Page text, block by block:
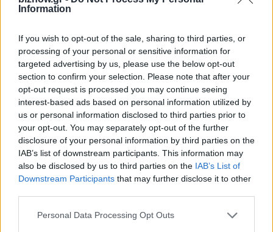
Information
If you wish to opt-out of the sale, sharing to third parties, or
processing of your personal or sensitive information for
targeted advertising by us, please use the below opt-out
section to confirm your selection. Please note that after your
opt-out request is processed you may continue seeing
interest-based ads based on personal information utilized by
us or personal information disclosed to third parties prior to
your opt-out. You may separately opt-out of the further
disclosure of your personal information by third parties on the
IAB’s list of downstream participants. This information may
also be disclosed by us to third parties on the IAB’s List of
Downstream Participants that may further disclose it to other
Personal Data Processing Opt Outs
Μπορεί το ΑΙ να προβλέψει την επιτυχία ενός
marketing πλάνου;